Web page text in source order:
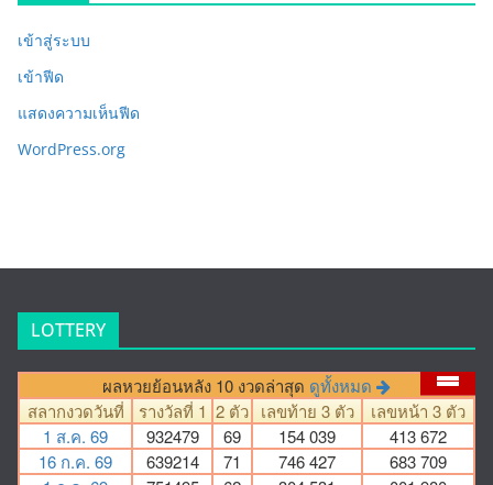
เข้าสู่ระบบ
เข้าฟีด
แสดงความเห็นฟีด
WordPress.org
LOTTERY